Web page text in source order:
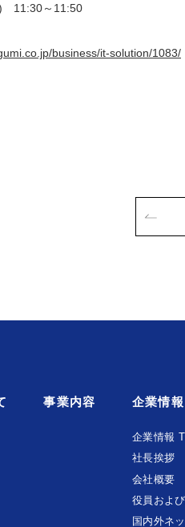
11:30～11:50
business/it-solution/1083/
事業内容 企業情報
企業情報
社長挨拶
会社概要
役員およ
国内外ネ